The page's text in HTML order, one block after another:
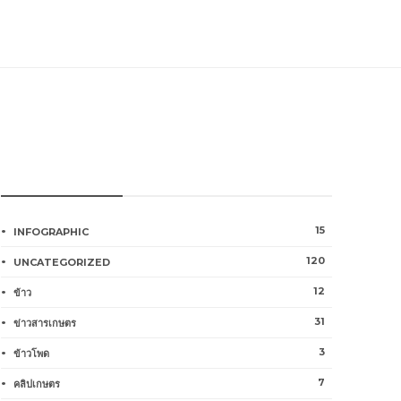
INFOGRAPHIC 15
UNCATEGORIZED 120
ข้าว 12
ข่าวสารเกษตร 31
ข้าวโพด 3
คลิปเกษตร 7